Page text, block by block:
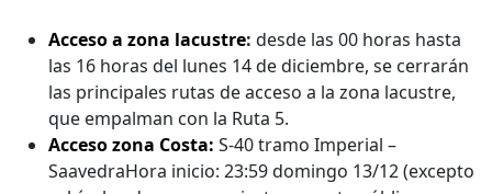
Acceso a zona lacustre: desde las 00 horas hasta
las 16 horas del lunes 14 de diciembre, se cerrarán
las principales rutas de acceso a la zona lacustre,
que empalman con la Ruta 5.
Acceso zona Costa: S-40 tramo Imperial –
SaavedraHora inicio: 23:59 domingo 13/12 (excepto